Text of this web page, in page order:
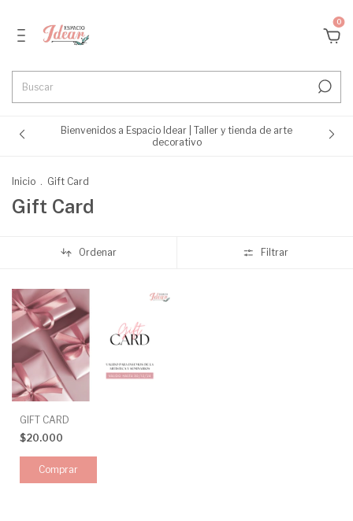
0
Bienvenidos a Espacio Idear | Taller y tienda de arte
decorativo
Inicio . Gift Card
Gift Card
Ordenar Filtrar
GIFT CARD
$20.000
Comprar